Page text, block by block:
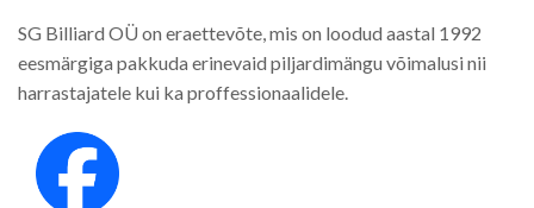
SG Billiard OÜ on eraettevõte, mis on loodud aastal 1992
eesmärgiga pakkuda erinevaid piljardimängu võimalusi nii
harrastajatele kui ka proffessionaalidele.